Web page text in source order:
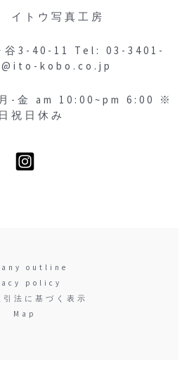
イトウ写真工房
谷3-40-11 Tel: 03-3401-
kobo.co.jp
-金 am 10:00~pm 6:00 ※
祝日休み
outline
policy
引法に基づく表示
Map